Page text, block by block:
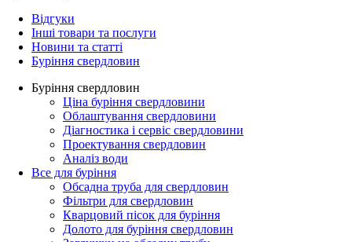
Відгуки
Інші товари та послуги
Новини та статті
Буріння свердловин
Буріння свердловин
Ціна буріння свердловини
Облаштування свердловини
Діагностика і сервіс свердловини
Проектування свердловин
Аналіз води
Все для буріння
Обсадна труба для свердловин
Фільтри для свердловин
Кварцовий пісок для буріння
Долото для буріння свердловин